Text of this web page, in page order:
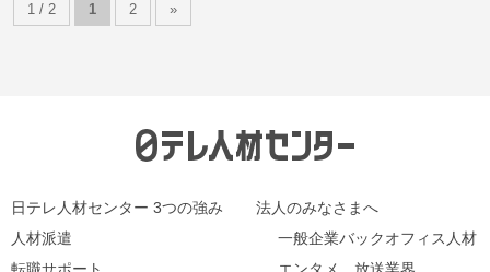
1 / 2 1 2 »
日テレ人材センター 3つの強み
人材派遣
法人のみなさまへ
一般企業バックオフィス人材